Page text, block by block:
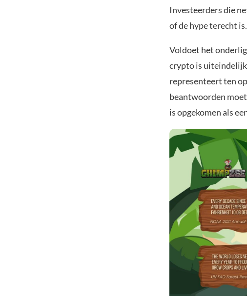
Investeerders die
of de hype terecht is.
Voldoet het
crypto is
representeert ten
beantwoorden
is opgekomen als